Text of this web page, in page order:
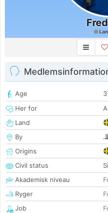
Age
Her for
Land
By
Origins
Civil status
Akademisk niveau
Ryger
Job